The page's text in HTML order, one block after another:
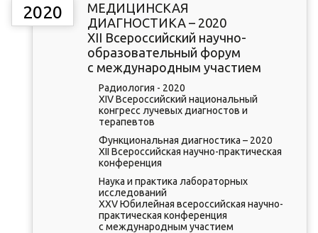
2020
МЕДИЦИНСКАЯ
ДИАГНОСТИКА – 2020
XII Всероссийский научно-
образовательный форум
с международным участием
Радиология - 2020
XIV Всероссийский национальный
конгресс лучевых диагностов и
терапевтов
Функциональная диагностика – 2020
XII Всероссийская научно-практическая
конференция
Наука и практика лабораторных
исследований
XXV Юбилейная всероссийская научно-
практическая конференция
с международным участием